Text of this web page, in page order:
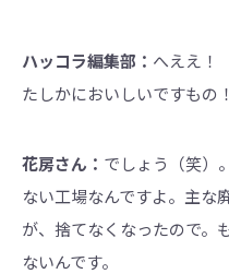
ハッコラ編集部： へええ！
たしかにおいしいですも
花房さん： でしょう（笑）
ない工場なんですよ。主な
が、捨てなくなったので。
ないんです。